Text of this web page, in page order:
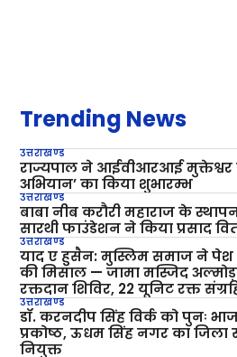
Trending News
उत्तराखण्ड
राज्यपाल ने आईवीआरआई
अभियान’ का किया शुभारम्भ
उत्तराखण्ड
बाबा नीब करौरी महाराज के
सारथी फाउंडेशन ने किया प्रसाद
उत्तराखण्ड
याद ए हुसैन: मुस्लिम समाज ने पेश
की मिसाल — जामा मस्जिद
रक्तदान शिविर, 22 यूनिट रक्त
उत्तराखण्ड
डॉ. करनदीप सिंह विर्क को पुनः
प्रकोष्ठ, ऊधम सिंह नगर का
नियुक्त